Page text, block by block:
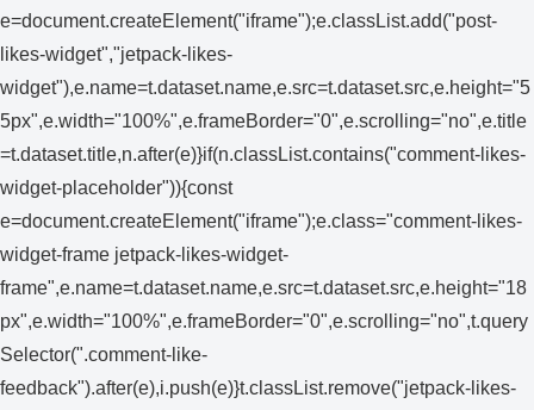
e=document.createElement("iframe");e.classList.add("post-
likes-widget","jetpack-likes-
widget"),e.name=t.dataset.name,e.src=t.dataset.src,e.height="5
5px",e.width="100%",e.frameBorder="0",e.scrolling="no",e.title
=t.dataset.title,n.after(e)}if(n.classList.contains("comment-likes-
widget-placeholder")){const
e=document.createElement("iframe");e.class="comment-likes-
widget-frame jetpack-likes-widget-
frame",e.name=t.dataset.name,e.src=t.dataset.src,e.height="18
px",e.width="100%",e.frameBorder="0",e.scrolling="no",t.query
Selector(".comment-like-
feedback").after(e),i.push(e)}t.classList.remove("jetpack-likes-